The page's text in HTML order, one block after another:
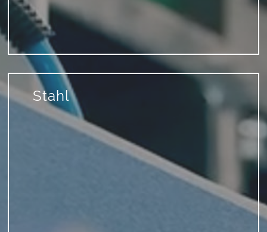
Stahl